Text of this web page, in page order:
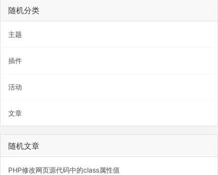
随机分类
主题
插件
活动
文章
随机文章
PHP修改网页源代码中的class属性值